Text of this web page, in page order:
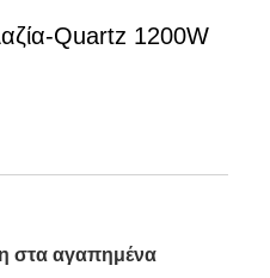
Quartz 1200W
στα αγαπημένα